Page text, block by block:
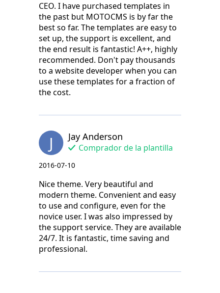
CEO. I have purchased templates in
the past but MOTOCMS is by far the
best so far. The templates are easy to
set up, the support is excellent, and
the end result is fantastic! A++, highly
recommended. Don't pay thousands
to a website developer when you can
use these templates for a fraction of
the cost.
J Jay Anderson
Comprador de la plantilla
2016-07-10
Nice theme. Very beautiful and
modern theme. Convenient and easy
to use and configure, even for the
novice user. I was also impressed by
the support service. They are available
24/7. It is fantastic, time saving and
professional.